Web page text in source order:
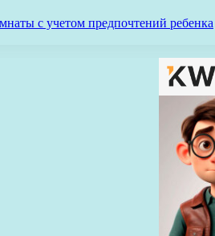
с учетом предпочтений ребенка